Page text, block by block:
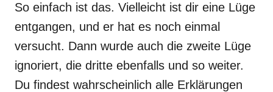
So einfach ist das. Vielleicht ist dir eine Lüge
entgangen, und er hat es noch einmal
versucht. Dann wurde auch die zweite Lüge
ignoriert, die dritte ebenfalls und so weiter.
Du findest wahrscheinlich alle Erklärungen